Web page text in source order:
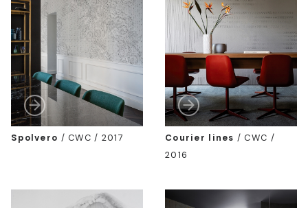
Spolvero /CWC / 2017 Courier lines /CWC /
2016